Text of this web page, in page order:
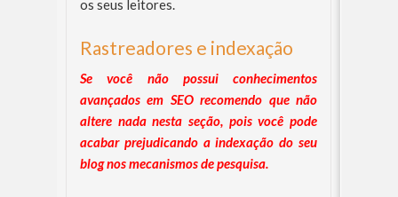
os seus leitores.
Rastreadores e indexação
Se você não possui conhecimentos
avançados em SEO recomendo que não
altere nada nesta seção, pois você pode
acabar prejudicando a indexação do seu
blog nos mecanismos de pesquisa.